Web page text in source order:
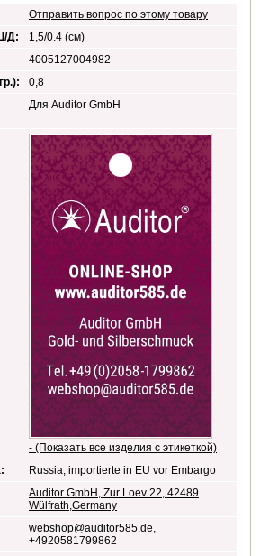
Отправить вопрос по этому товару
Д:
1,5/0.4 (см)
4005127004982
0,8
Для Auditor GmbH
- (Показать все изделия с этикеткой)
Russia, importierte in EU vor Embargo
Auditor GmbH, Zur Loev 22, 42489
Wülfrath,Germany
webshop@auditor585.de,
+4920581799862